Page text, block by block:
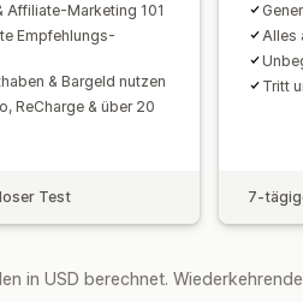
Affiliate-Marketing 101
Empfehlungs-
& Bargeld nutzen
ReCharge & über 20
Test
Alles
Tritt
7-
in USD berechnet.